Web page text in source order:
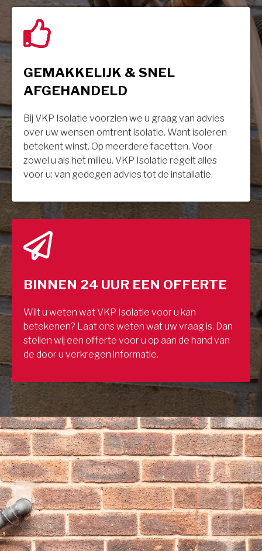
GEMAKKELIJK & SNEL
AFGEHANDELD
Bij VKP Isolatie voorzien we u graag van advies
over uw wensen omtrent isolatie. Want isoleren
betekent winst. Op meerdere facetten. Voor
zowel u als het milieu. VKP Isolatie regelt alles
voor u: van gedegen advies tot de installatie.
BINNEN 24 UUR EEN OFFERTE
Wilt u weten wat VKP Isolatie voor u kan
betekenen? Laat ons weten wat uw vraag is. Dan
stellen wij een offerte voor u op aan de hand van
de door u verkregen informatie.